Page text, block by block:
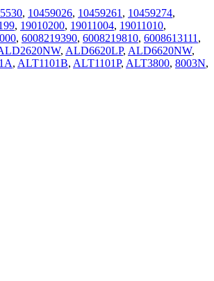
, 10459026, 10459261 , 10459274,
, 19010200, 19011004, 19011010,
, 6008219390, 6008219810, 6008613111 ,
, ALD6620LP, ALD6620NW,
, ALT1101B, ALT1101P, ALT3800, 8003N,